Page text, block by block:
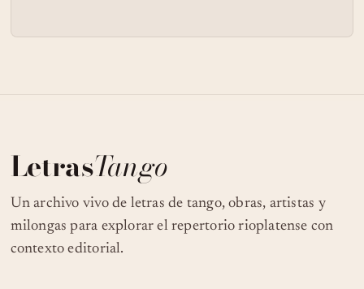
LetrasTango
Un archivo vivo de letras de tango, obras, artistas y
milongas para explorar el repertorio rioplatense con
contexto editorial.